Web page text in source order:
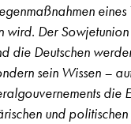
eines
wird. Der
die Deutschen
sein Wissen –
die
und